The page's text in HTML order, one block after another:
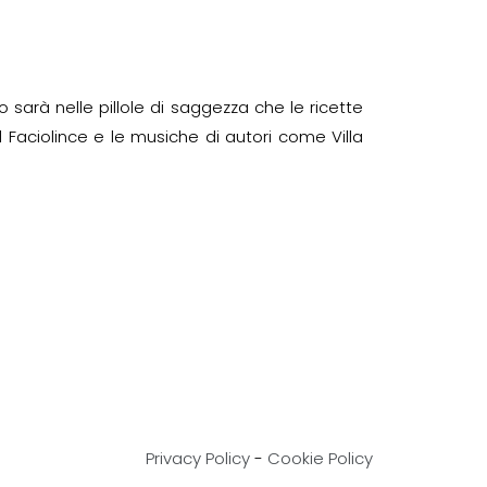
nelle pillole di saggezza che le ricette
e le musiche di autori come Villa
Privacy Policy- Cookie Policy